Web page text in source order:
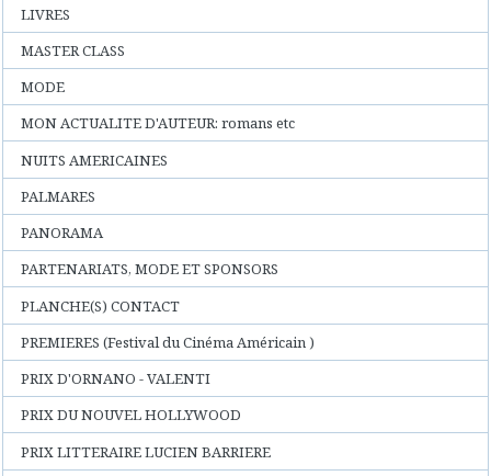
LIVRES
MASTER CLASS
MODE
MON ACTUALITE D'AUTEUR: romans etc
NUITS AMERICAINES
PALMARES
PANORAMA
PARTENARIATS, MODE ET SPONSORS
PLANCHE(S) CONTACT
PREMIERES (Festival du Cinéma Américain )
PRIX D'ORNANO - VALENTI
PRIX DU NOUVEL HOLLYWOOD
PRIX LITTERAIRE LUCIEN BARRIERE